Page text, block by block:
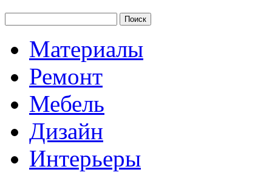
Материалы
Ремонт
Мебель
Дизайн
Интерьеры